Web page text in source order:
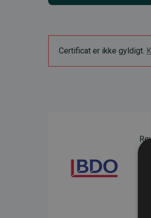
Certificat er ikke gyldigt.